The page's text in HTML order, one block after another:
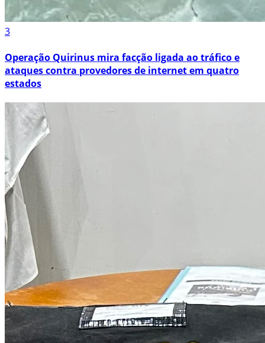
3
Operação Quirinus mira facção ligada ao tráfico e
ataques contra provedores de internet em quatro
estados